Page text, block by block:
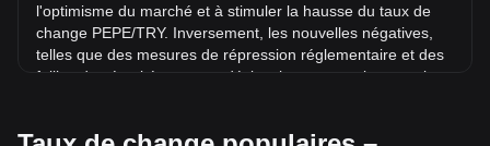
l'optimisme du marché et à stimuler la hausse du taux de
change PEPE/TRY. Inversement, les nouvelles négatives,
telles que des mesures de répression réglementaire et des
failles de sécurité, peuvent déclencher une panique sur le